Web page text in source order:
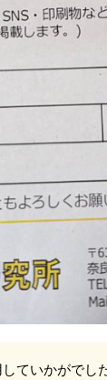
ていかがでし